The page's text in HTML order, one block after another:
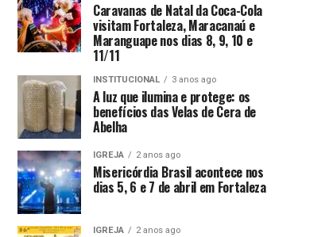
Caravanas de Natal da Coca-Cola
visitam Fortaleza, Maracanaú e
Maranguape nos dias 8, 9, 10 e
11/11
INSTITUCIONAL 3 anos ago
A luz que ilumina e protege: os
benefícios das Velas de Cera de
Abelha
IGREJA 2 anos ago
Misericórdia Brasil acontece nos
dias 5, 6 e 7 de abril em Fortaleza
IGREJA 2 anos ago